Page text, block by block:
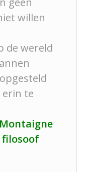
willen
de wereld
erin te
filosoof